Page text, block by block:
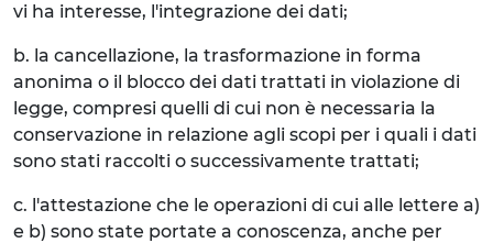
vi ha interesse, l'integrazione dei dati;
b. la cancellazione, la trasformazione in forma
anonima o il blocco dei dati trattati in violazione di
legge, compresi quelli di cui non è necessaria la
conservazione in relazione agli scopi per i quali i dati
sono stati raccolti o successivamente trattati;
c. l'attestazione che le operazioni di cui alle lettere a)
e b) sono state portate a conoscenza, anche per